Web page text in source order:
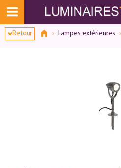
Retour Lampes extérieures